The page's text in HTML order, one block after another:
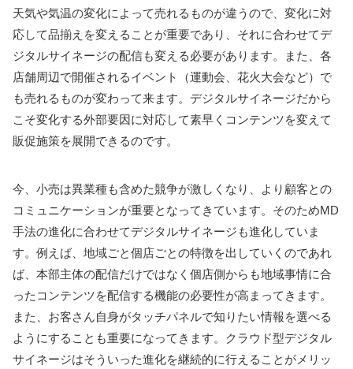
天気や気温の変化によって売れるものが違うので、変化に対
応して品揃えを変えることが重要であり、それに合わせてデ
ジタルサイネージの配信も変える必要があります。また、各
店舗周辺で開催されるイベント（運動会、花火大会など）で
も売れるものが変わって来ます。デジタルサイネージだから
こそ変化する外部要因に対応して素早くコンテンツを変えて
販促施策を展開できるのです。
今、小売は異業種も含めた競争が激しくなり、より顧客との
コミュニケーションが重要となってきています。そのためMD
手法の進化に合わせてデジタルサイネージも進化していま
す。例えば、地域ごと個店ごとの特徴を出していくのであれ
ば、本部主体の配信だけではなく個店側からも地域事情に合
ったコンテンツを配信する機能の必要性が高まってきます。
また、お客さん自身がタッチパネルで知りたい情報を選べる
ようにすることも重要になってきます。クラウド型デジタル
サイネージはそういった進化を継続的に行えることがメリッ